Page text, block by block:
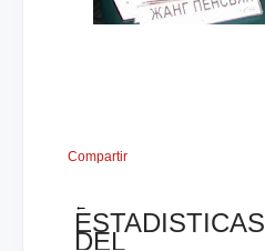
Compartir
←
ESTADISTICAS
DEL